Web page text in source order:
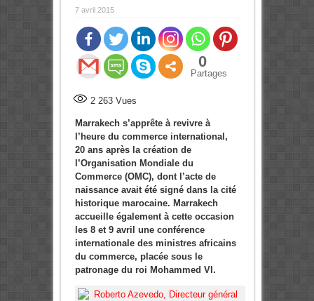
7 avril 2015
0
Partages
2 263Vues
Marrakech s’apprête à revivre à
l’heure du commerce international,
20 ans après la création de
l’Organisation Mondiale du
Commerce (OMC), dont l’acte de
naissance avait été signé dans la cité
historique marocaine. Marrakech
accueille également à cette occasion
les 8 et 9 avril une conférence
internationale des ministres africains
du commerce, placée sous le
patronage du roi Mohammed VI.